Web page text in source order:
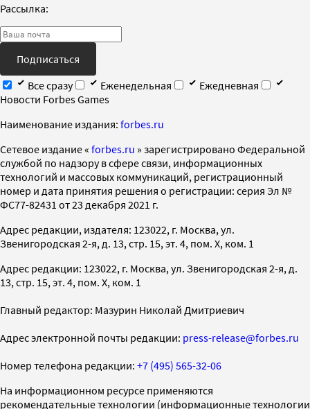
Рассылка:
Подписаться
Все сразу
Еженедельная
Ежедневная
Новости Forbes Games
Наименование издания: forbes.ru
Cетевое издание « forbes.ru » зарегистрировано Федеральной
службой по надзору в сфере связи, информационных
технологий и массовых коммуникаций, регистрационный
номер и дата принятия решения о регистрации: серия Эл №
ФС77-82431 от 23 декабря 2021 г.
Адрес редакции, издателя: 123022, г. Москва, ул.
Звенигородская 2-я, д. 13, стр. 15, эт. 4, пом. X, ком. 1
Адрес редакции: 123022, г. Москва, ул. Звенигородская 2-я, д.
13, стр. 15, эт. 4, пом. X, ком. 1
Главный редактор: Мазурин Николай Дмитриевич
Адрес электронной почты редакции: press-release@forbes.ru
Номер телефона редакции: +7 (495) 565-32-06
На информационном ресурсе применяются
рекомендательные технологии (информационные технологии